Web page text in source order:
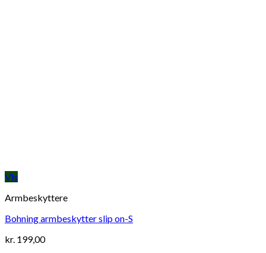
Vis
Armbeskyttere
Bohning armbeskytter slip on-S
kr. 199,00